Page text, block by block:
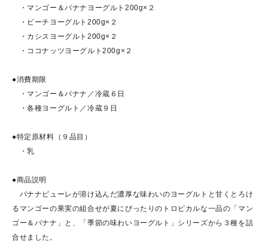
・マンゴー＆バナナヨーグルト200g×２
・ピーチヨーグルト200g×２
・カシスヨーグルト200g×２
・ココナッツヨーグルト200g×２
●消費期限
・マンゴー＆バナナ／冷蔵６日
・各種ヨーグルト／冷蔵９日
●特定原材料（９品目）
・乳
●商品説明
バナナピューレが溶け込んだ濃厚な味わいのヨーグルトと甘くとろけ
るマンゴーの果実の組合せが夏にぴったりのトロピカルな一品の「マン
ゴー＆バナナ」と、「季節の味わいヨーグルト」シリーズから３種を詰
合せました。